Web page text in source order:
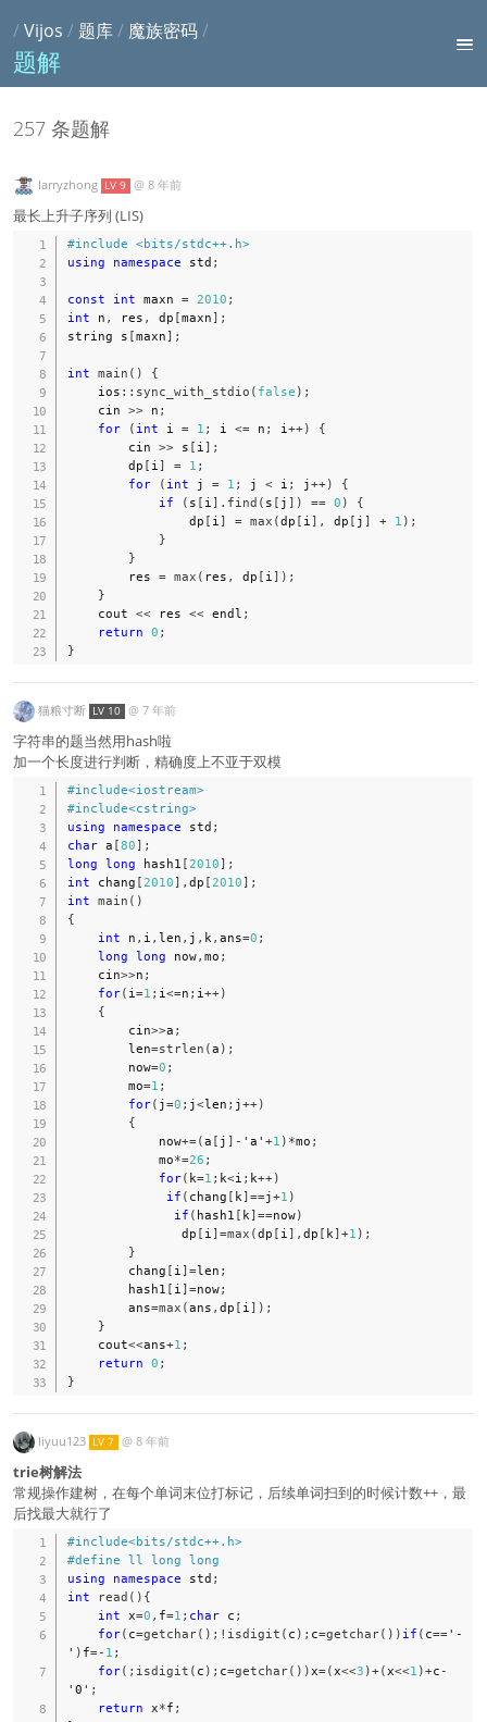
/Vijos / 题库/ 魔族密码/
题解
257 条题解
larryzhong LV 9 @ 8 年前
最长上升子序列 (LIS)
#include <bits/stdc++.h>
using
namespace std ;
const int maxn = 2010 ;
int n , res , dp [maxn] ;
string s [maxn] ;
int main ( )
{
    ios
:: sync_with_stdio ( false ) ;
    cin
>> n ;
for
( int i = 1 ; i <= n ; i ++)
{
        cin
>> s [ i ] ;
        dp
[ i ] = 1 ;
for
( int j = 1 ; j < i ; j++)
{
if
( s [ i ] . find ( s [ j ] ) == 0 )
{
                dp
[ i ] = max (dp [ i ] , dp [ j ] + 1 ) ;
}
}
        res
= max ( res , dp [ i ] ) ;
}
    cout
<< res << endl ;
return 0 ;
}
猫粮寸断 LV 10 @ 7 年前
字符串的题当然用hash啦
加一个长度进行判断，精确度上不亚于双模
#include<iostream>
#include<cstring>
using
namespace std ;
char a [80] ;
long long hash1 [2010] ;
int chang [2010] , dp [2010] ;
int main ( )
{
int n , i , len , j , k , ans=0 ;
long long now, mo ;
    cin
>>n ;
for( i =1 ; i <=n ; i ++)
{
        cin
>>a ;
        len
=strlen (a ) ;
        now
=0 ;
        mo
=1 ;
for( j=0 ; j<len ; j++)
{
            now
+=(a [ j ] - 'a' +1 ) *mo ;
            mo
*=26 ;
for( k=1 ; k<i ; k++)
if ( chang [ k]==j+1 )
if ( hash1 [ k]==now)
               dp
[ i ]=max (dp [ i ] , dp [ k]+1 ) ;
}
        chang
[ i ]=len ;
        hash1
[ i ]=now;
        ans
=max (ans , dp [ i ] ) ;
}
    cout
<<ans+1 ;
return 0 ;
}
liyuu123 LV 7 @ 8 年前
trie树解法
常规操作建树，在每个单词末位打标记，后续单词扫到的时候计数++，最
后找最大就行了
#include<bits/stdc++.h>
#define ll long long
using
namespace std ;
int
read ( ) {
int x=0 , f=1 ; char c ;
for( c=getchar( ) ; ! isdigit ( c ) ; c=getchar( ) ) if ( c=='-
' ) f=- 1 ;
for( ; isdigit ( c ) ; c=getchar( ) ) x=( x<<3 )+( x<<1 )+c -
'0' ;
return x*f ;